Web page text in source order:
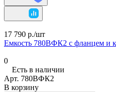
17 790 р./шт
Емкость 780ВФК2 с фланцем и
0
Есть в наличии
Арт. 780ВФК2
В корзину